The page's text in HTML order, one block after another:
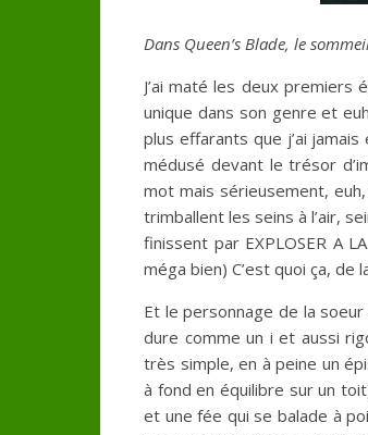
Dans Queen’s Blade, le
J’ai maté les deux premiers
unique dans son genre et
plus effarants que j’ai
médusé devant le trésor
mot mais sérieusement,
trimballent les seins à l’air,
finissent par EXPLOSER A
méga bien) C’est quoi ça, de
Et le personnage de la
dure comme un i et aussi
très simple, en à peine un
à fond en équilibre sur un
et une fée qui se balade à